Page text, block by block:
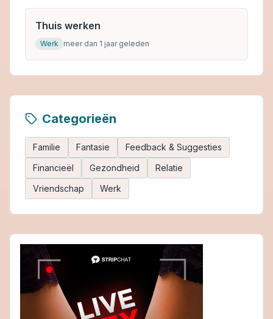
Thuis werken
Werk meer dan 1 jaar geleden
Categorieën
Familie Fantasie
Feedback & Suggesties
Financieël
Gezondheid
Relatie
Vriendschap
Werk